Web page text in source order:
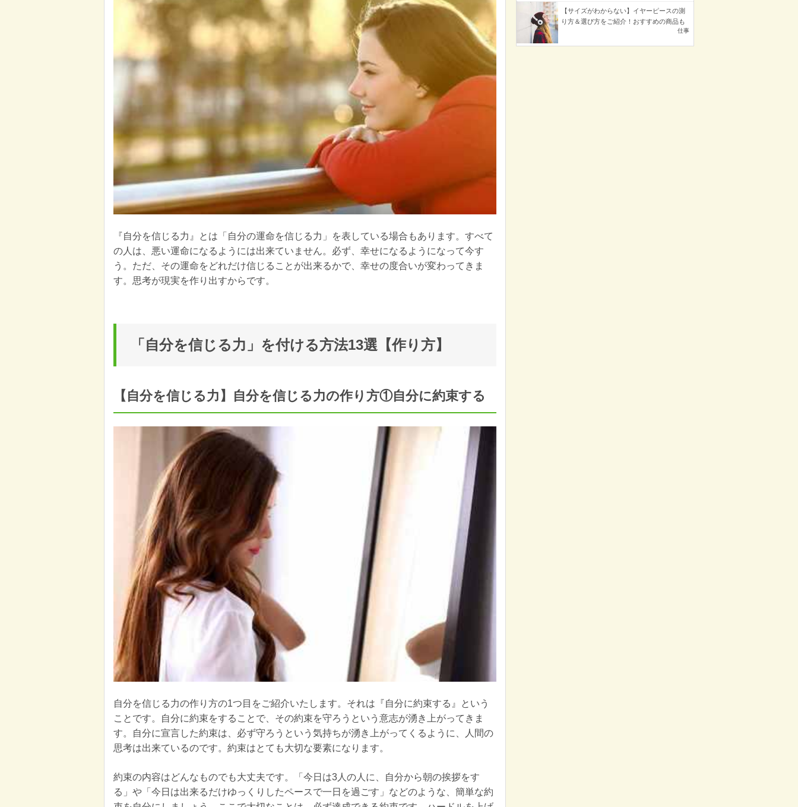
『自分を信じる力』とは「自分の運命を信じる力」を表している場合もあります。すべて
の人は、悪い運命になるようには出来ていません。必ず、幸せになるようになって今す
う。ただ、その運命をどれだけ信じることが出来るかで、幸せの度合いが変わってきま
す。思考が現実を作り出すからです。
「自分を信じる力」を付ける方法13選【作り方】
【自分を信じる力】自分を信じる力の作り方①自分に約束する
自分を信じる力の作り方の1つ目をご紹介いたします。それは『自分に約束する』という
ことです。自分に約束をすることで、その約束を守ろうという意志が湧き上がってきま
す。自分に宣言した約束は、必ず守ろうという気持ちが湧き上がってくるように、人間の
思考は出来ているのです。約束はとても大切な要素になります。
約束の内容はどんなものでも大丈夫です。「今日は3人の人に、自分から朝の挨拶をす
る」や「今日は出来るだけゆっくりしたペースで一日を過ごす」などのような、簡単な約
【サイズがわからない】イヤーピースの測
り方＆選び方をご紹介！おすすめの商品も
仕事